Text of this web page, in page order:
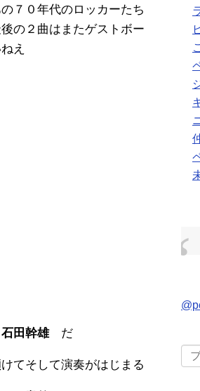
７０年代のロッカーたち
の２曲はまたゲストボー
え
石田幹雄だ
てそして演奏がはじまる